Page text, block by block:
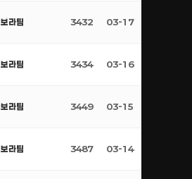
보라팀 3432 03-17
보라팀 3434 03-16
보라팀 3449 03-15
보라팀 3487 03-14